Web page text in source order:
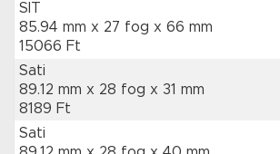
SIT
85.94 mm x 27 fog x 66 mm
15066 Ft
Sati
89.12 mm x 28 fog x 31 mm
8189 Ft
Sati